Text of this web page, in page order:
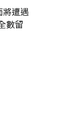
遭遇
數留